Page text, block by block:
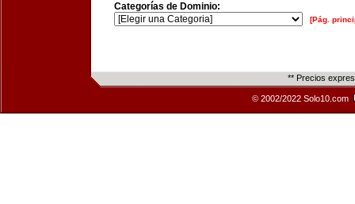
Categorías de Dominio:
[Pág.
** Precios
© 2002/2022 Solo10.com